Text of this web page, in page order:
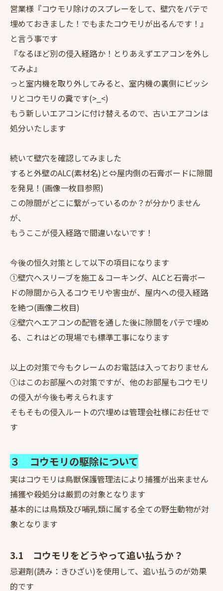
営業様『コウモリ除けのスプレーをして、壁穴をパテで
埋めておきました！でもまたコウモリが出るんです！』
と言う事です
『なるほど別の侵入経路か！とりあえずエアコンを外し
てみよ』
っと室内機を取り外してみると、室内機の裏側にビッシ
リとコウモリの糞です(>_<)
もう新しいエアコンに付け替えるので、古いエアコンは
処分いたします
続いて壁穴を確認してみました
すると外壁のALC(素材名)と⇔屋内側の石膏ボードに隙間
を発見！(画像一枚目参照)
この隙間がどこに繋がっているのか？が分かりません
が、
もうここが侵入経路で間違いないです！
今後の恒久対策として以下の項目になります
①壁穴へスリーブを施工＆コーキング、ALCと石膏ボー
ドの隙間から入るコウモリや害虫が、屋内への侵入経路
を絶つ(画像二枚目)
②壁穴へエアコンの配管を通した後に隙間をパテで埋め
る、これはどの現場でも標準工事になります
以上の対策で今もクレームのお電話は入っておりません
①はこのお部屋への対策ですが、他のお部屋もコウモリ
の侵入が今後も考えられます
そもそもの侵入ルートの穴埋めは管理会社様にお任せで
す
３ コウモリの駆除について
実はコウモリは鳥獣保護管理法により捕獲が出来ません
捕獲や殺処分は厳罰の対象となります
基本的には鳥類及び哺乳類に属する全ての野生動物が対
象となります
3.1 コウモリをどうやって追い払うか？
忌避剤(読み：きひざい)を使用して、追い払うのが効果
的です